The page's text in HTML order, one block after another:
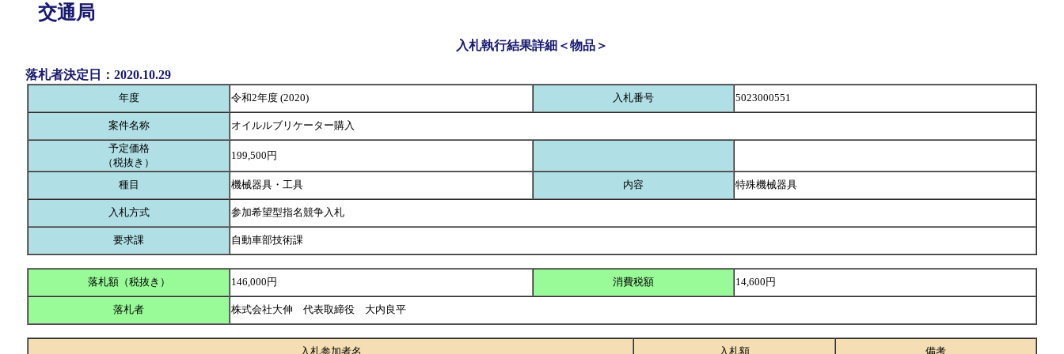
交通局
入札執行結果詳細＜物品＞
落札者決定日：2020.10.29
年度 令和2年度 (2020) 入札番号 5023000551
案件名称
オイルルブリケーター購入
予定価格
（税抜き）
199,500円
種目 機械器具・工具 内容 特殊機械器具
入札方式 参加希望型指名競争入札
要求課 自動車部技術課
落札額（税抜き） 146,000円 消費税額 14,600円
落札者 株式会社大伸 代表取締役 大内良平
入札参加者名 入札額 備考